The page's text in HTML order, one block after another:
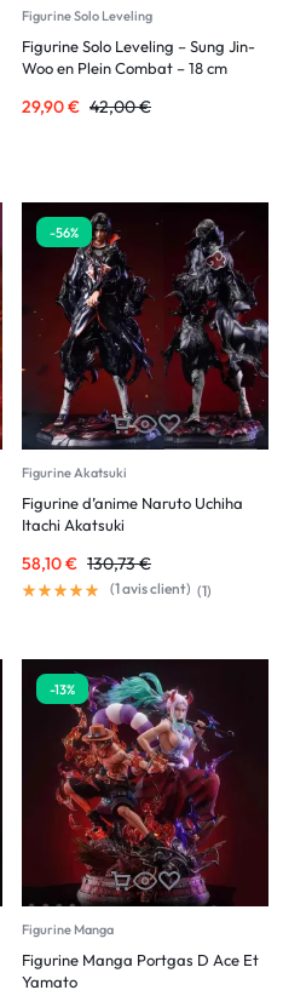
Figurine Solo Leveling
Figurine Solo Leveling – Sung Jin-
Woo en Plein Combat – 18 cm
42,00€
29,90€
-56%
Figurine Akatsuki
Figurine d’anime Naruto Uchiha
Itachi Akatsuki
130,73€
58,10€
(1avis client) (1)
-13%
Figurine Manga
Figurine Manga Portgas D Ace Et
Yamato